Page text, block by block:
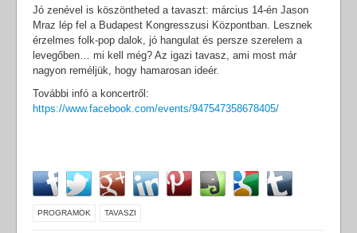
Jó zenével is köszöntheted a tavaszt: március 14-én Jason
Mraz lép fel a Budapest Kongresszusi Központban. Lesznek
érzelmes folk-pop dalok, jó hangulat és persze szerelem a
levegőben… mi kell még? Az igazi tavasz, ami most már
nagyon reméljük, hogy hamarosan ideér.
További infó a koncertről:
https://www.facebook.com/events/947547358678405/
PROGRAMOK TAVASZI